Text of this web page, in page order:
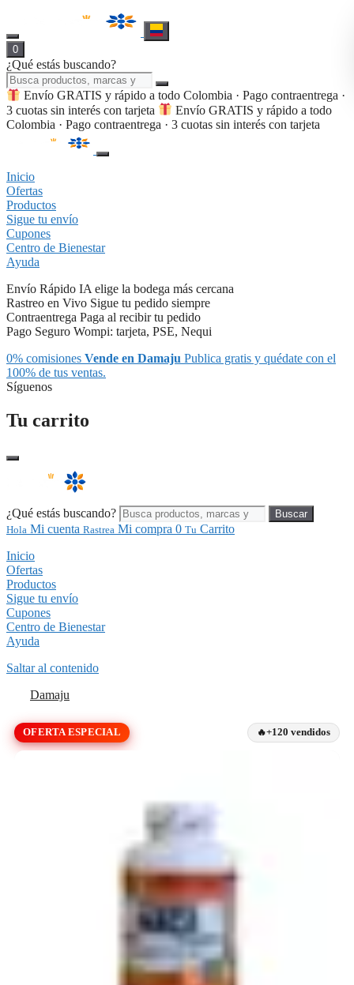
0
¿Qué estás buscando?
Envío GRATIS y rápido a todo Colombia · Pago contraentrega ·
3 cuotas sin interés con tarjeta
Envío GRATIS y rápido a todo
Colombia · Pago contraentrega · 3 cuotas sin interés con tarjeta
Inicio
Ofertas
Productos
Sigue tu envío
Cupones
Centro de Bienestar
Ayuda
Envío Rápido IA elige la bodega más cercana
Rastreo en Vivo Sigue tu pedido siempre
Contraentrega Paga al recibir tu pedido
Pago Seguro Wompi: tarjeta, PSE, Nequi
0% comisiones Vende en Damaju Publica gratis y quédate con el
100% de tus ventas.
Síguenos
Tu carrito
¿Qué estás buscando?
Buscar
Hola Mi cuenta Rastrea Mi compra 0 Tu Carrito
Inicio
Ofertas
Productos
Sigue tu envío
Cupones
Centro de Bienestar
Ayuda
Saltar al contenido
Damaju
OFERTA ESPECIAL +120 vendidos